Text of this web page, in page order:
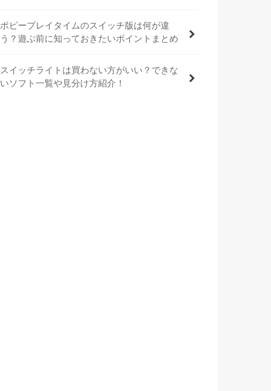
ポピープレイタイムのスイッチ版は何が違
う？遊ぶ前に知っておきたいポイントまとめ
スイッチライトは買わない方がいい？できな
いソフト一覧や見分け方紹介！